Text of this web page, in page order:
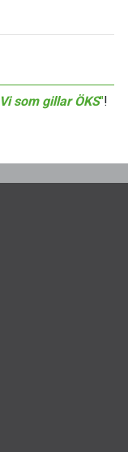
Vi som gillar ÖKS"!